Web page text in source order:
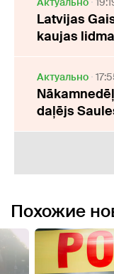
Latvijas
kaujas
Актуально
daļējs
Похожие